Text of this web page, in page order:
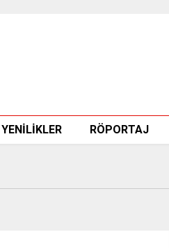
YENİLİKLER RÖPORTAJ